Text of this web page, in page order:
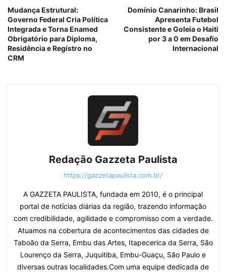
Mudança Estrutural:
Governo Federal Cria Política
Integrada e Torna Enamed
Obrigatório para Diploma,
Residência e Registro no
CRM
Domínio Canarinho: Brasil
Apresenta Futebol
Consistente e Goleia o Haiti
por 3 a 0 em Desafio
Internacional
Redação Gazzeta Paulista
https://gazzetapaulista.com.br/
A GAZZETA PAULISTA, fundada em 2010, é o principal
portal de notícias diárias da região, trazendo informação
com credibilidade, agilidade e compromisso com a verdade.
Atuamos na cobertura de acontecimentos das cidades de
Taboão da Serra, Embu das Artes, Itapecerica da Serra, São
Lourenço da Serra, Juquitiba, Embu-Guaçu, São Paulo e
diversas outras localidades.Com uma equipe dedicada de